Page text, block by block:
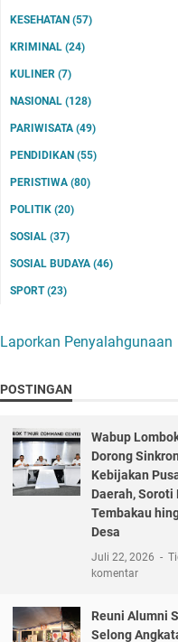
KESEHATAN (57)
KRIMINAL (24)
KULINER (7)
NASIONAL (128)
PARIWISATA (49)
PENDIDIKAN (55)
PERISTIWA (80)
POLITIK (20)
SOSIAL (37)
SOSIAL BUDAYA (46)
SPORT(23)
Laporkan Penyalahgunaan
POSTINGAN
Wabup
Dorong
Kebijakan
Daerah, Soroti
Tembakau
Desa
Juli 22, 2026
komentar
Reuni Alumni
Selong